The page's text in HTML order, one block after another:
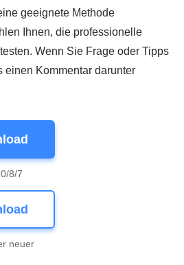
geeignete Methode
Ihnen, die professionelle
Wenn Sie Frage oder Tipps
einen Kommentar darunter
8/7
neuer